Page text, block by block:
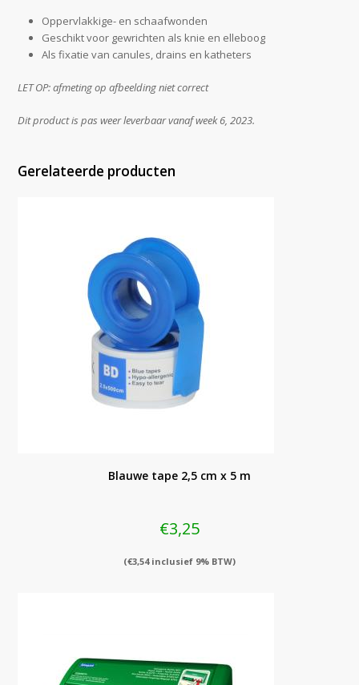
Oppervlakkige- en schaafwonden
Geschikt voor gewrichten als knie en elleboog
Als fixatie van canules, drains en katheters
LET OP: afmeting op afbeelding niet correct
Dit product is pas weer leverbaar vanaf week 6, 2023.
Gerelateerde producten
Blauwe tape 2,5 cm x 5 m
€3,25
(€3,54inclusief 9% BTW)